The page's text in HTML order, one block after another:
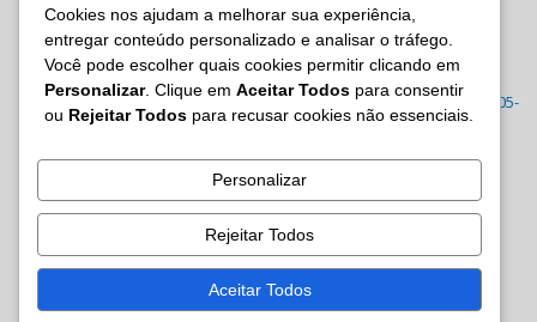
Radio Baiana FM 89,3 Rua Joana Angélica, 395 – Malembá, CEP: 43805-
570 Tel.: (71) 3605-7814/7815/3122-0022
Contato:site@baianafm.com.br
SIGA-NOS
Cookies nos ajudam a melhorar sua experiência,
entregar conteúdo personalizado e analisar o tráfego.
Você pode escolher quais cookies permitir clicando em
Personalizar. Clique em Aceitar Todos para consentir
ou Rejeitar Todos para recusar cookies não essenciais.
Personalizar
Rejeitar Todos
Aceitar Todos